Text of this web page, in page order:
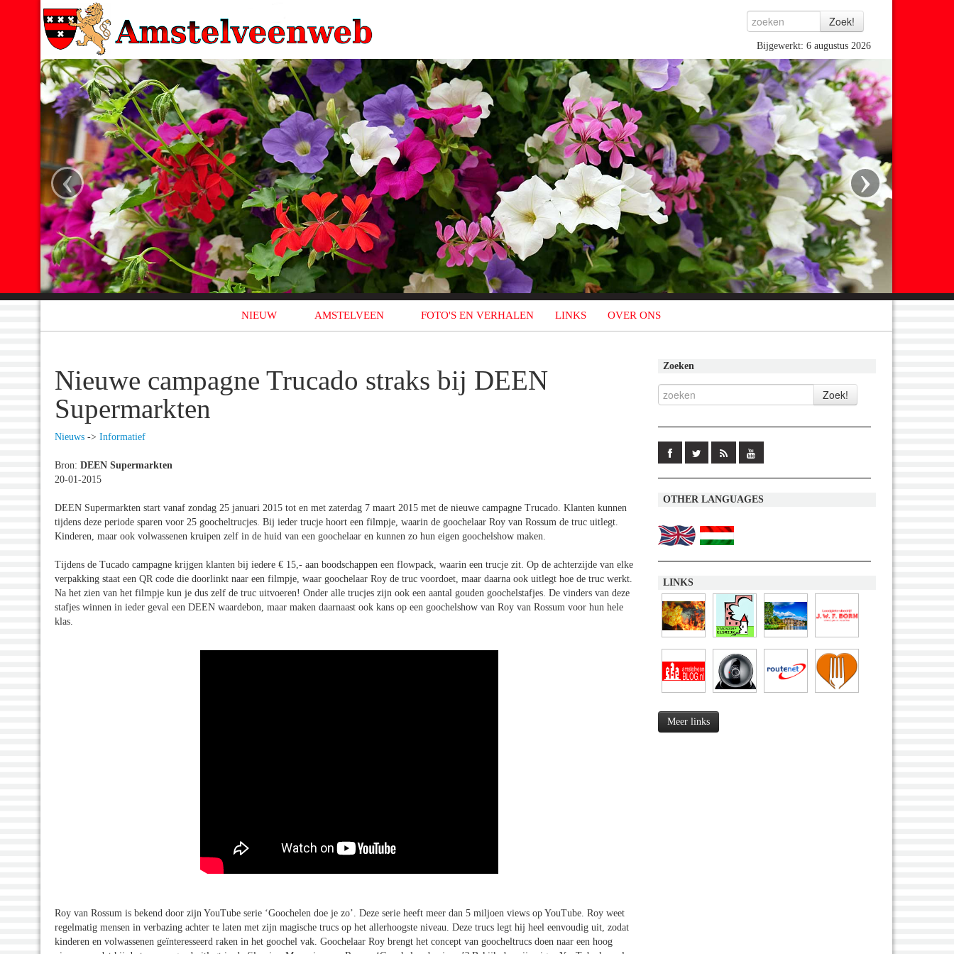
Bijgewerkt: 6 augustus 2026
‹ ›
NIEUW AMSTELVEEN FOTO'S EN VERHALEN LINKS OVER ONS
Nieuwe campagne Trucado straks bij DEEN
Supermarkten
Nieuws -> Informatief
Bron: DEEN Supermarkten
20-01-2015
DEEN Supermarkten start vanaf zondag 25 januari 2015 tot en met zaterdag 7 maart 2015 met de nieuwe campagne Trucado. Klanten kunnen
tijdens deze periode sparen voor 25 goocheltrucjes. Bij ieder trucje hoort een filmpje, waarin de goochelaar Roy van Rossum de truc uitlegt.
Kinderen, maar ook volwassenen kruipen zelf in de huid van een goochelaar en kunnen zo hun eigen goochelshow maken.
Tijdens de Tucado campagne krijgen klanten bij iedere € 15,- aan boodschappen een flowpack, waarin een trucje zit. Op de achterzijde van elke
verpakking staat een QR code die doorlinkt naar een filmpje, waar goochelaar Roy de truc voordoet, maar daarna ook uitlegt hoe de truc werkt.
Na het zien van het filmpje kun je dus zelf de truc uitvoeren! Onder alle trucjes zijn ook een aantal gouden goochelstafjes. De vinders van deze
stafjes winnen in ieder geval een DEEN waardebon, maar maken daarnaast ook kans op een goochelshow van Roy van Rossum voor hun hele
klas.
Roy van Rossum is bekend door zijn YouTube serie ‘Goochelen doe je zo’. Deze serie heeft meer dan 5 miljoen views op YouTube. Roy weet
regelmatig mensen in verbazing achter te laten met zijn magische trucs op het allerhoogste niveau. Deze trucs legt hij heel eenvoudig uit, zodat
kinderen en volwassenen geïnteresseerd raken in het goochel vak. Goochelaar Roy brengt het concept van goocheltrucs doen naar een hoog
Zoeken
OTHER LANGUAGES
LINKS
Meer links